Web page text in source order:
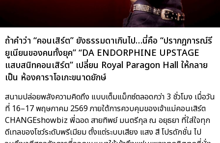
ถ้าคำว่า “คอนเสิร์ต” ยังธรรมดาเกินไป…นี่คือ “ปรากฏการณ์รี
ยูเนียนของคนทั้งยุค” “DA ENDORPHINE UPSTAGE
แสบสนิทคอนเสิร์ต” เปลี่ยน Royal Paragon Hall ให้กลาย
เป็น ห้องคาราโอเกะขนาดยักษ์
สนามปล่อยพลังความคิดถึง แบบเต็มแม็กซ์ตลอดกว่า 3 ชั่วโมง เมื่อวัน
ที่ 16–17 พฤษภาคม 2569 ภายใต้การควบคุมของเจ้าแม่คอนเสิร์ต
CHANGEshowbiz พี่ฉอด สายทิพย์ มนตรีกุล ณ อยุธยา ที่ใส่ใจทุก
ดีเทลของโชว์ระดับพรีเมียม ตั้งแต่ระบบเสียง แสง สี โปรดักชั่น ไป